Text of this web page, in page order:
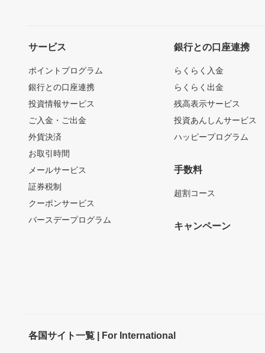
サービス
ポイントプログラム
銀行との口座連携
投資情報サービス
ご入金・ご出金
外貨決済
お取引時間
メールサービス
証券税制
クーポンサービス
バースデープログラム
銀行との口座連携
らくらく入金
らくらく出金
残高表示サービス
投資あんしんサービス
ハッピープログラム
手数料
超割コース
キャンペーン
各国サイト一覧 | For International